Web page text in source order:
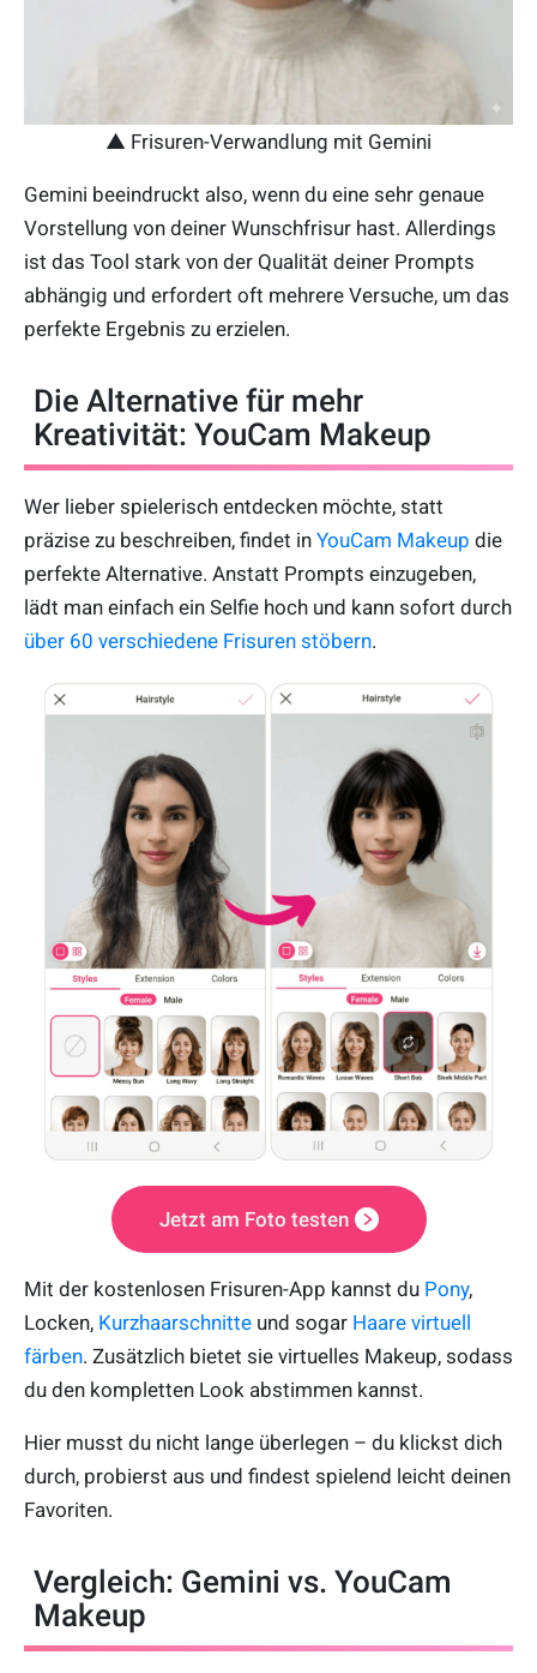
▲ Frisuren-Verwandlung mit Gemini
Gemini beeindruckt also, wenn du eine sehr genaue
Vorstellung von deiner Wunschfrisur hast. Allerdings
ist das Tool stark von der Qualität deiner Prompts
abhängig und erfordert oft mehrere Versuche, um das
perfekte Ergebnis zu erzielen.
Die Alternative für mehr
Kreativität: YouCam Makeup
Wer lieber spielerisch entdecken möchte, statt
präzise zu beschreiben, findet in YouCam Makeup die
perfekte Alternative. Anstatt Prompts einzugeben,
lädt man einfach ein Selfie hoch und kann sofort durch
über 60 verschiedene Frisuren stöbern.
Jetzt am Foto testen
Mit der kostenlosen Frisuren-App kannst du Pony,
Locken, Kurzhaarschnitte und sogar Haare virtuell
färben. Zusätzlich bietet sie virtuelles Makeup, sodass
du den kompletten Look abstimmen kannst.
Hier musst du nicht lange überlegen – du klickst dich
durch, probierst aus und findest spielend leicht deinen
Favoriten.
Vergleich: Gemini vs. YouCam
Makeup